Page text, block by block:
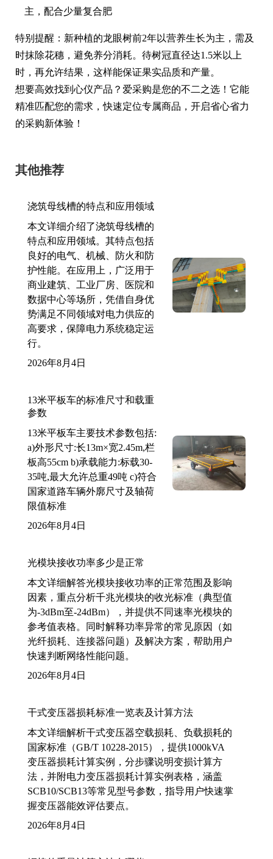
主，配合少量复合肥
特别提醒：新种植的龙眼树前2年以营养生长为主，需及
时抹除花穗，避免养分消耗。待树冠直径达1.5米以上
时，再允许结果，这样能保证果实品质和产量。
想要高效找到心仪产品？爱采购是您的不二之选！它能
精准匹配您的需求，快速定位专属商品，开启省心省力
的采购新体验！
其他推荐
浇筑母线槽的特点和应用领域
本文详细介绍了浇筑母线槽的
特点和应用领域。其特点包括
良好的电气、机械、防火和防
护性能。在应用上，广泛用于
商业建筑、工业厂房、医院和
数据中心等场所，凭借自身优
势满足不同领域对电力供应的
高要求，保障电力系统稳定运
行。
2026年8月4日
13米平板车的标准尺寸和载重
参数
13米平板车主要技术参数包括:
a)外形尺寸:长13m×宽2.45m,栏
板高55cm b)承载能力:标载30-
35吨,最大允许总重49吨 c)符合
国家道路车辆外廓尺寸及轴荷
限值标准
2026年8月4日
光模块接收功率多少是正常
本文详细解答光模块接收功率的正常范围及影响
因素，重点分析千兆光模块的收光标准（典型值
为-3dBm至-24dBm），并提供不同速率光模块的
参考值表格。同时解释功率异常的常见原因（如
光纤损耗、连接器问题）及解决方案，帮助用户
快速判断网络性能问题。
2026年8月4日
干式变压器损耗标准一览表及计算方法
本文详细解析干式变压器空载损耗、负载损耗的
国家标准（GB/T 10228-2015），提供1000kVA
变压器损耗计算实例，分步骤说明变损计算方
法，并附电力变压器损耗计算实例表格，涵盖
SCB10/SCB13等常见型号参数，指导用户快速掌
握变压器能效评估要点。
2026年8月4日